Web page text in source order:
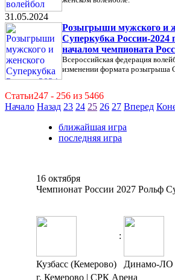
31.05.2024
Розыгрыши мужского и
Суперкубка России-2024
началом чемпионата
Всероссийская федерация
изменении формата розыгрыша
Статьи247 - 256 из 5466
Начало Назад 23 24 25 26 27 Вперед
ближайшая игра
последняя игра
16 октября
Чемпионат России 2027 Рольф
:
Кузбасс (Кемерово)
Динамо-ЛО
г. Кемерово | СРК Арена